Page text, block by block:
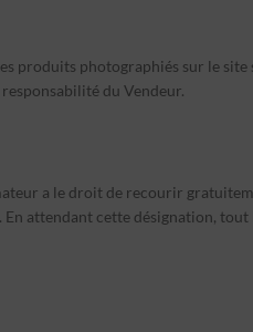
produits photographiés sur le site
du Vendeur.
a le droit de recourir
attendant cette désignation,